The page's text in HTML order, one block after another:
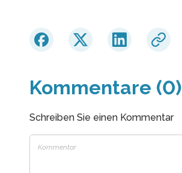
Kommentare (0)
Schreiben Sie einen Kommentar